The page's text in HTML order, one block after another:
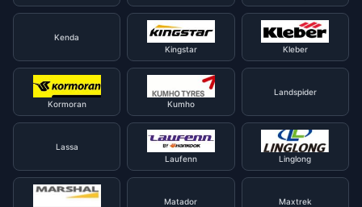
Kenda
Kingstar
Kleber
Kormoran Kumho
Landspider
Lassa
Laufenn
Linglong
Matador Maxtrek